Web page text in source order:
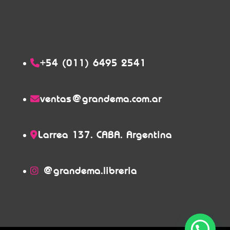
+54 (011) 6495 2541
ventas@grandema.com.ar
Larrea 137. CABA. Argentina
@grandema.libreria